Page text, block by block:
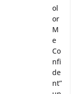
ol
or
M
e
Co
nfi
de
nt”